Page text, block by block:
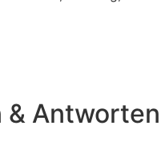
& Antworten